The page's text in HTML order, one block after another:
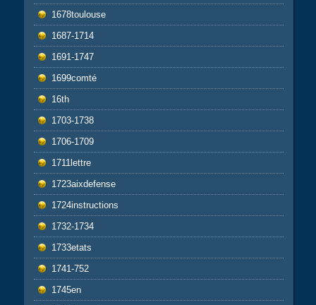
1678toulouse
1687-1714
1691-1747
1699comté
16th
1703-1738
1706-1709
1711lettre
1723aixdefense
1724instructions
1732-1734
1733etats
1741-752
1745en